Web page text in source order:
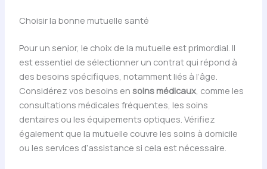
Choisir la bonne mutuelle santé
Pour un senior, le choix de la mutuelle est primordial. Il
est essentiel de sélectionner un contrat qui répond à
des besoins spécifiques, notamment liés à l’âge.
Considérez vos besoins en soins médicaux, comme les
consultations médicales fréquentes, les soins
dentaires ou les équipements optiques. Vérifiez
également que la mutuelle couvre les soins à domicile
ou les services d’assistance si cela est nécessaire.